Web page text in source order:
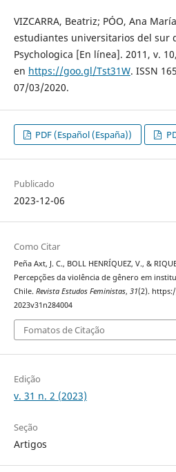
VIZCARRA, Beatriz; PÓO, Ana
estudiantes universitarios del sur
Psychologica [En línea]. 2011, v.
en https://goo.gl/Tst31W. ISSN
07/03/2020.
PDF (Español (España))
Publicado
2023-12-06
Como Citar
Peña Axt, J. C., BOLL HENRÍQUEZ, V., &
Percepções da violência de gênero em
Chile. Revista Estudos Feministas, 31(2).
2023v31n284004
Fomatos de Citação
Edição
v. 31 n. 2 (2023)
Seção
Artigos